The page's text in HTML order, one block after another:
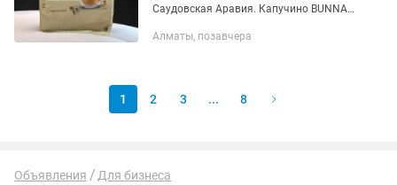
Саудовская Аравия. Капучино BUNNA
Этот растворимый кофе со сливочным
Алматы, позавчера
1 2 3 ... 8
Объявления Для бизнеса